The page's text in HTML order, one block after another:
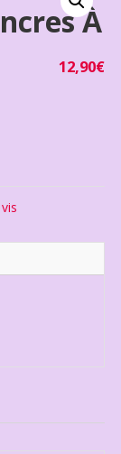
À
12,90€